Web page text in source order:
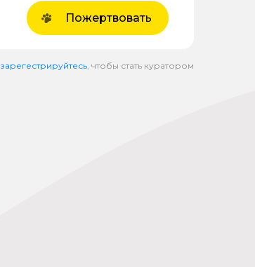
Пожертвовать
зарегестрируйтесь , чтобы стать куратором